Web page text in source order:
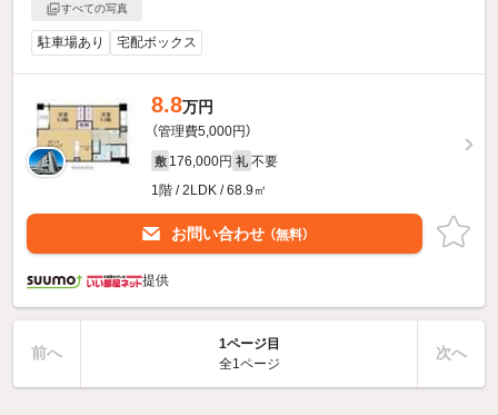
すべての写真
駐車場あり 宅配ボックス
8.8万円
（管理費5,000円）
敷 176,000円 礼 不要
1階 / 2LDK / 68.9㎡
お問い合わせ （無料）
提供
前へ
1ページ目
全1ページ
次へ